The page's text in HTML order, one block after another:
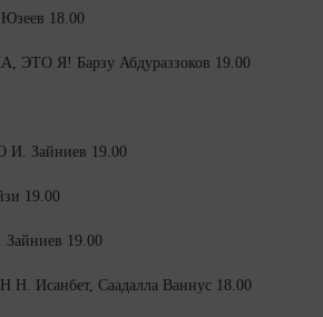
18.00
Я! Барзу Абдураззоков 19.00
Зайниев 19.00
19.00
19.00
Исанбет, Саадалла Ваннус 18.00